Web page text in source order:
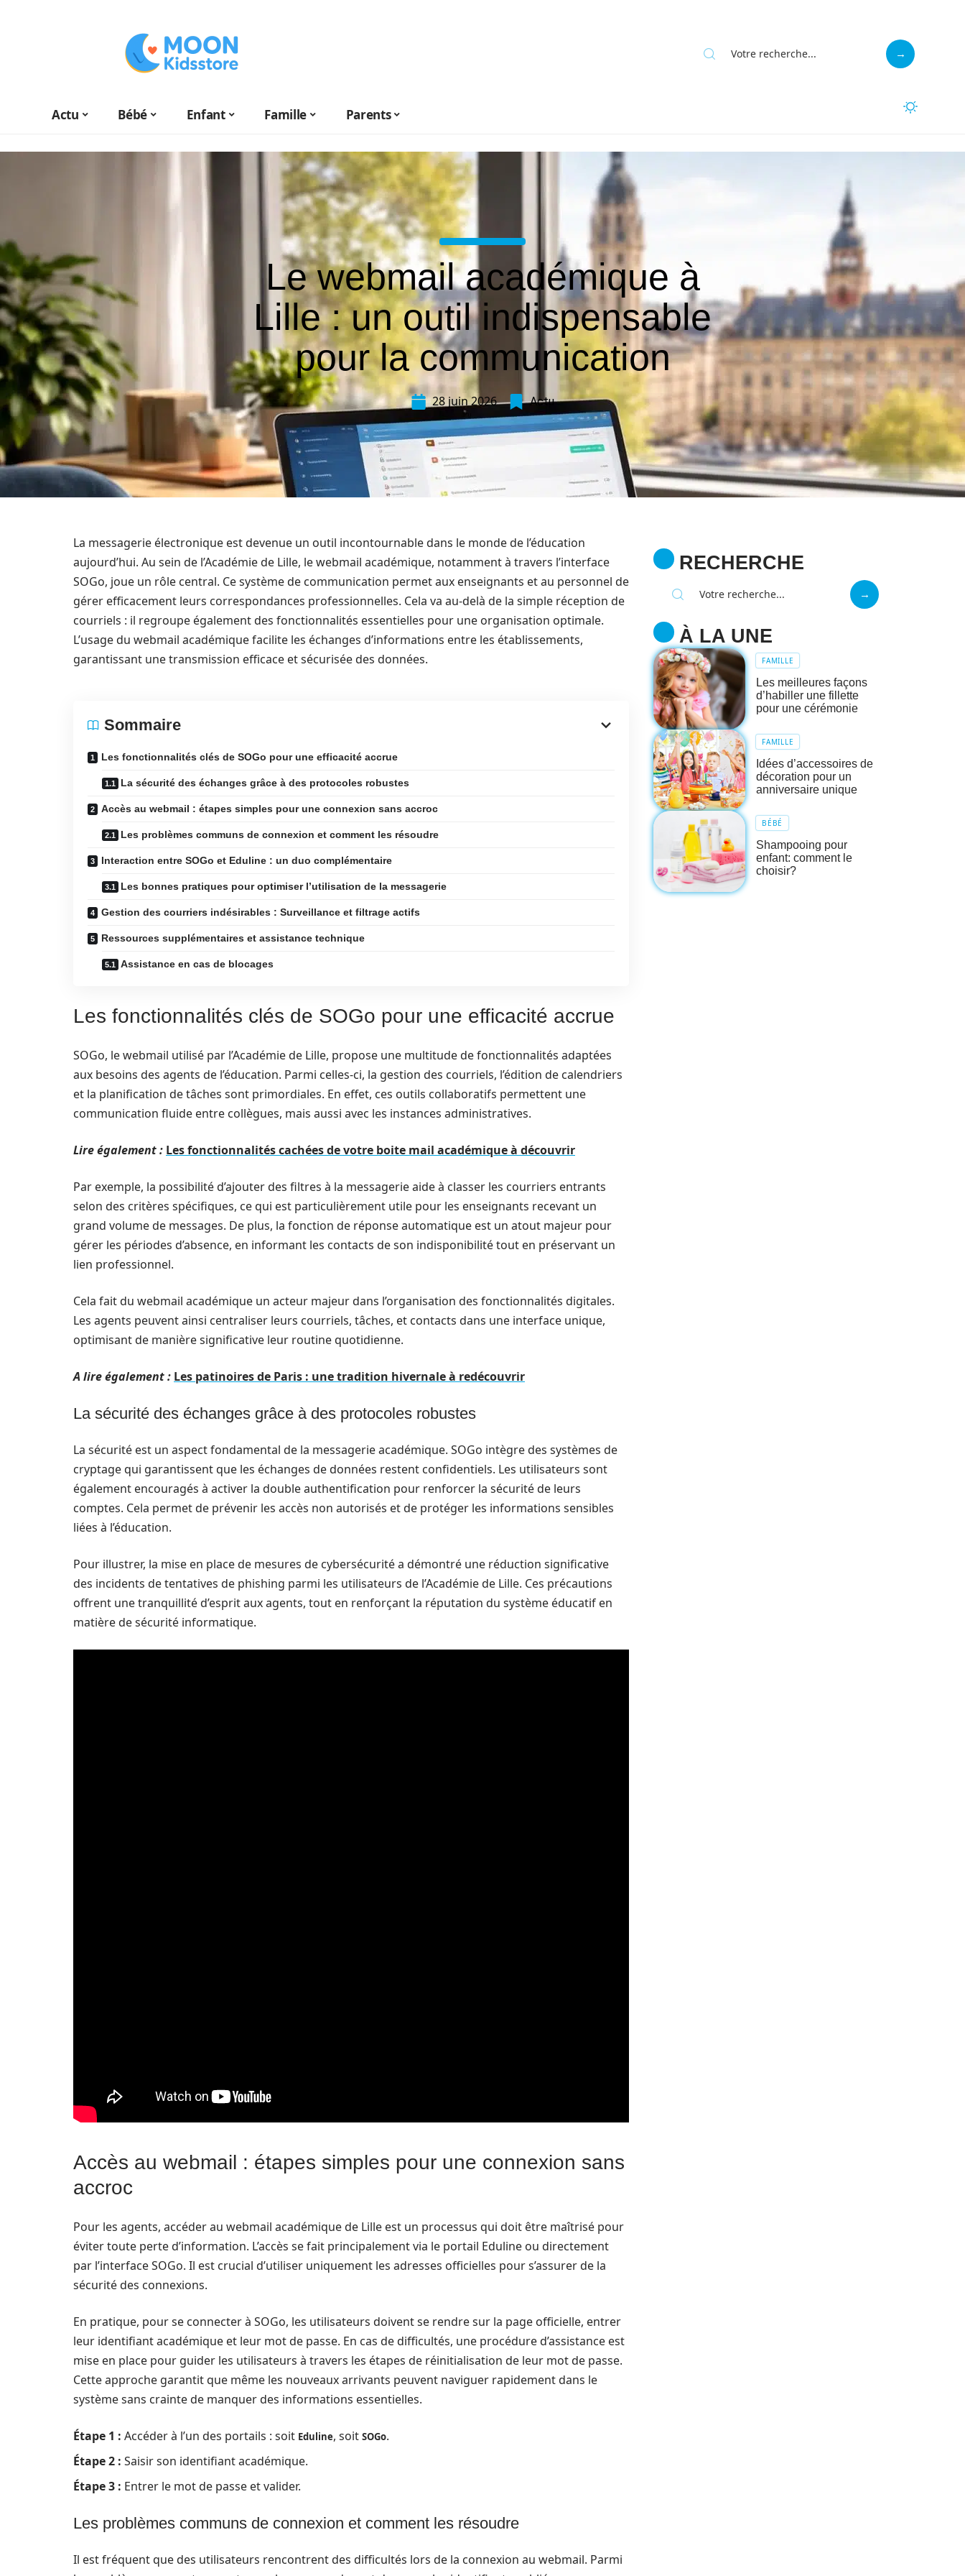
Actu Bébé Enfant Famille Parents
Le webmail académique à
Lille : un outil indispensable
pour la communication
28 juin 2026 Actu
La messagerie électronique est devenue un outil incontournable dans le monde de l’éducation
aujourd’hui. Au sein de l’Académie de Lille, le webmail académique, notamment à travers l’interface
SOGo, joue un rôle central. Ce système de communication permet aux enseignants et au personnel de
gérer efficacement leurs correspondances professionnelles. Cela va au-delà de la simple réception de
courriels : il regroupe également des fonctionnalités essentielles pour une organisation optimale.
L’usage du webmail académique facilite les échanges d’informations entre les établissements,
garantissant une transmission efficace et sécurisée des données.
Sommaire
Les fonctionnalités clés de SOGo pour une efficacité accrue
La sécurité des échanges grâce à des protocoles robustes
Accès au webmail : étapes simples pour une connexion sans accroc
Les problèmes communs de connexion et comment les résoudre
Interaction entre SOGo et Eduline : un duo complémentaire
Les bonnes pratiques pour optimiser l’utilisation de la messagerie
Gestion des courriers indésirables : Surveillance et filtrage actifs
Ressources supplémentaires et assistance technique
Assistance en cas de blocages
Les fonctionnalités clés de SOGo pour une efficacité accrue
SOGo, le webmail utilisé par l’Académie de Lille, propose une multitude de fonctionnalités adaptées
aux besoins des agents de l’éducation. Parmi celles-ci, la gestion des courriels, l’édition de calendriers
et la planification de tâches sont primordiales. En effet, ces outils collaboratifs permettent une
communication fluide entre collègues, mais aussi avec les instances administratives.
Lire également : Les fonctionnalités cachées de votre boite mail académique à découvrir
Par exemple, la possibilité d’ajouter des filtres à la messagerie aide à classer les courriers entrants
selon des critères spécifiques, ce qui est particulièrement utile pour les enseignants recevant un
grand volume de messages. De plus, la fonction de réponse automatique est un atout majeur pour
gérer les périodes d’absence, en informant les contacts de son indisponibilité tout en préservant un
lien professionnel.
Cela fait du webmail académique un acteur majeur dans l’organisation des fonctionnalités digitales.
Les agents peuvent ainsi centraliser leurs courriels, tâches, et contacts dans une interface unique,
optimisant de manière significative leur routine quotidienne.
A lire également : Les patinoires de Paris : une tradition hivernale à redécouvrir
La sécurité des échanges grâce à des protocoles robustes
La sécurité est un aspect fondamental de la messagerie académique. SOGo intègre des systèmes de
cryptage qui garantissent que les échanges de données restent confidentiels. Les utilisateurs sont
également encouragés à activer la double authentification pour renforcer la sécurité de leurs
comptes. Cela permet de prévenir les accès non autorisés et de protéger les informations sensibles
liées à l’éducation.
Pour illustrer, la mise en place de mesures de cybersécurité a démontré une réduction significative
des incidents de tentatives de phishing parmi les utilisateurs de l’Académie de Lille. Ces précautions
offrent une tranquillité d’esprit aux agents, tout en renforçant la réputation du système éducatif en
matière de sécurité informatique.
Accès au webmail : étapes simples pour une connexion sans
accroc
Pour les agents, accéder au webmail académique de Lille est un processus qui doit être maîtrisé pour
éviter toute perte d’information. L’accès se fait principalement via le portail Eduline ou directement
par l’interface SOGo. Il est crucial d’utiliser uniquement les adresses officielles pour s’assurer de la
sécurité des connexions.
En pratique, pour se connecter à SOGo, les utilisateurs doivent se rendre sur la page officielle, entrer
leur identifiant académique et leur mot de passe. En cas de difficultés, une procédure d’assistance est
mise en place pour guider les utilisateurs à travers les étapes de réinitialisation de leur mot de passe.
Cette approche garantit que même les nouveaux arrivants peuvent naviguer rapidement dans le
système sans crainte de manquer des informations essentielles.
Étape 1 : Accéder à l’un des portails : soit Eduline, soit SOGo.
Étape 2 : Saisir son identifiant académique.
Étape 3 : Entrer le mot de passe et valider.
Les problèmes communs de connexion et comment les résoudre
Il est fréquent que des utilisateurs rencontrent des difficultés lors de la connexion au webmail. Parmi
RECHERCHE
À LA UNE
FAMILLE
Les meilleures façons
d’habiller une fillette
pour une cérémonie
FAMILLE
Idées d’accessoires de
décoration pour un
anniversaire unique
BÉBÉ
Shampooing pour
enfant: comment le
choisir?